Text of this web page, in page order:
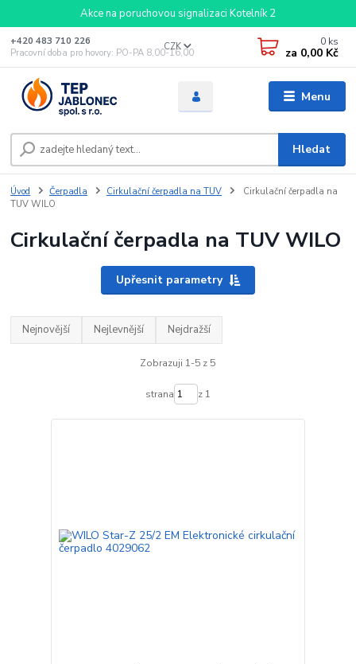
Akce na poruchovou signalizaci Kotelník 2
Menu
CZK
Hledat
+420 483 710 226
Pracovní doba pro hovory: PO-PA 8,00-16,00
0 ks
za 0,00 Kč
Úvod Čerpadla Cirkulační čerpadla na TUV
Cirkulační čerpadla na
TUV WILO
Cirkulační čerpadla na TUV WILO
Upřesnit parametry
Nejnovější Nejlevnější Nejdražší
Zobrazuji 1-5 z 5
strana z 1